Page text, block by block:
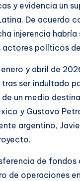
y evidencia un
De acuerdo
injerencia
actores políticos
y abril de
ser indultado
un medio
y Gustavo
argentino,
de fondos
de operaciones